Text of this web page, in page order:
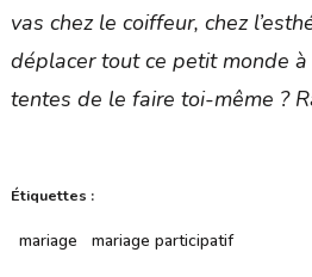
vas chez le coiffeur, chez
déplacer tout ce petit monde
tentes de le faire toi-même ?
Étiquettes :
mariage mariage participatif